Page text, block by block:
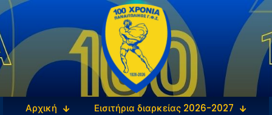
Αρχική
Εισιτήρια διαρκείας 2026-2027